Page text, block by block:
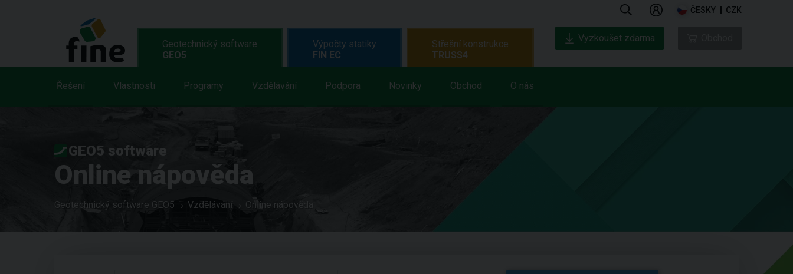
ČESKY CZK
Geotechnický software
GEO5
Řešení Vlastnosti Programy Vzdělávání Podpora Novinky Obchod O nás
Výpočty statiky
FIN EC
Střešní konstrukce
TRUSS4
Vyzkoušet zdarma
GEO5 software
Online nápověda
Geotechnický software GEO5 Vzdělávání Online nápověda